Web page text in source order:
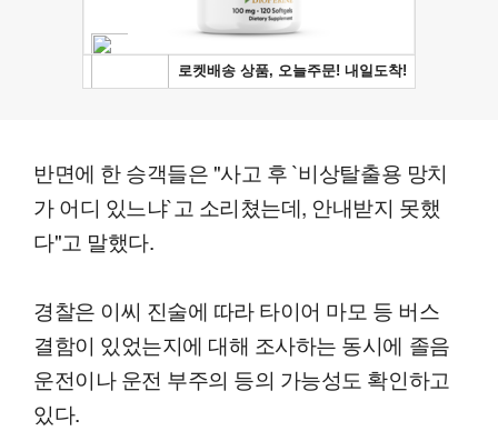
반면에 한 승객들은 "사고 후 `비상탈출용 망치
가 어디 있느냐`고 소리쳤는데, 안내받지 못했
다"고 말했다.
경찰은 이씨 진술에 따라 타이어 마모 등 버스
결함이 있었는지에 대해 조사하는 동시에 졸음
운전이나 운전 부주의 등의 가능성도 확인하고
있다.